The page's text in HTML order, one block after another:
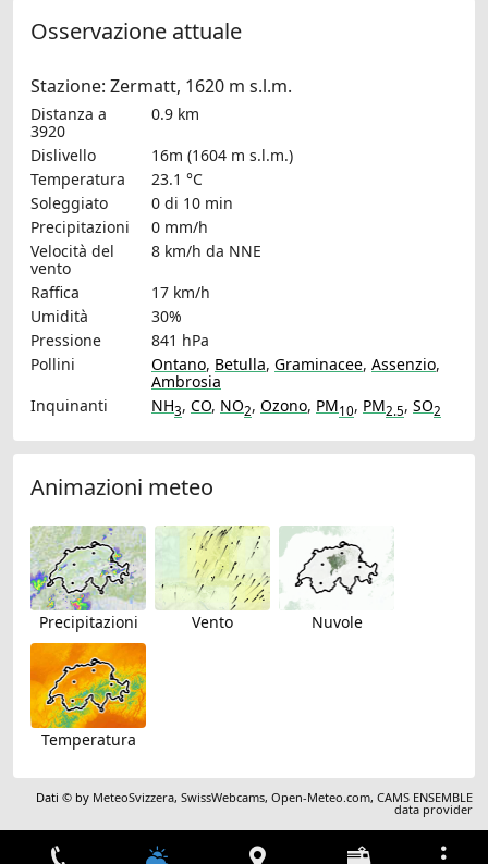
Osservazione attuale
Stazione: Zermatt, 1620 m s.l.m.
Distanza a
3920
0.9 km
Dislivello
16m (1604 m s.l.m.)
Temperatura
23.1 °C
Soleggiato
0 di 10 min
Precipitazioni
0 mm/h
Velocità del
vento
8 km/h da NNE
Raffica
17 km/h
Umidità
30%
Pressione
841 hPa
Pollini
Ontano, Betulla, Graminacee, Assenzio,
Ambrosia
Inquinanti
NH3, CO, NO2, Ozono, PM10, PM2.5, SO2
Animazioni meteo
Precipitazioni Vento Nuvole
Temperatura
Dati © by MeteoSvizzera,SwissWebcams,Open-Meteo.com,CAMS ENSEMBLE
data provider